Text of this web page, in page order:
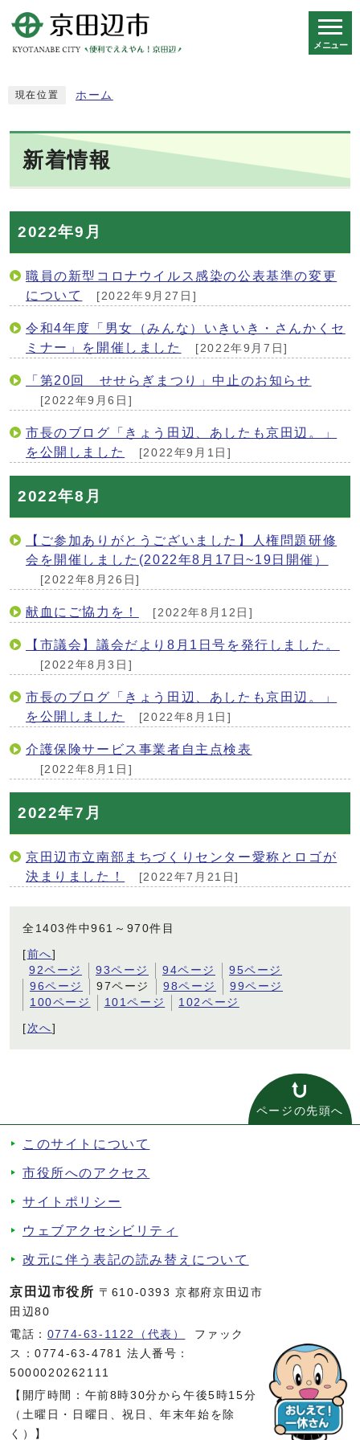
メニュー
現在位置 ホーム
新着情報
2022年9月
職員の新型コロナウイルス感染の公表基準の変更
について
[2022年9月27日]
令和4年度「男女（みんな）いきいき・さんかくセ
ミナー」を開催しました
[2022年9月7日]
「第20回 せせらぎまつり」中止のお知らせ
[2022年9月6日]
市長のブログ「きょう田辺、あしたも京田辺。」
を公開しました
[2022年9月1日]
2022年8月
【ご参加ありがとうございました】人権問題研修
会を開催しました(2022年8月17日~19日開催）
[2022年8月26日]
献血にご協力を！ [2022年8月12日]
【市議会】議会だより8月1日号を発行しました。
[2022年8月3日]
市長のブログ「きょう田辺、あしたも京田辺。」
を公開しました
[2022年8月1日]
介護保険サービス事業者自主点検表
[2022年8月1日]
2022年7月
京田辺市立南部まちづくりセンター愛称とロゴが
決まりました！
[2022年7月21日]
全1403件中961～970件目
[前へ]
92ページ
93ページ 94ページ
95ページ
96ページ
97ページ 98ページ
99ページ
100ページ
101ページ 102ページ
[ 次へ]
ページの先頭へ
このサイトについて
市役所へのアクセス
サイトポリシー
ウェブアクセシビリティ
改元に伴う表記の読み替えについて
京田辺市役所 〒610-0393 京都府京田辺市
田辺80
電話： 0774-63-1122（代表）
ファック
ス：0774-63-4781 法人番号：
5000020262111
【開庁時間：午前8時30分から午後5時15分
（土曜日・日曜日、祝日、年末年始を除
く）】